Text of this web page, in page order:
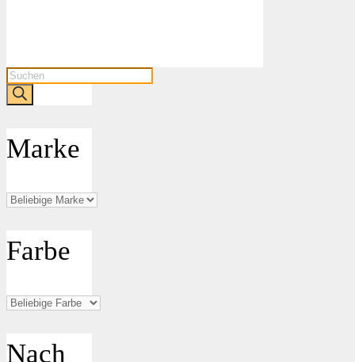
Products
search
Marke
Farbe
Nach